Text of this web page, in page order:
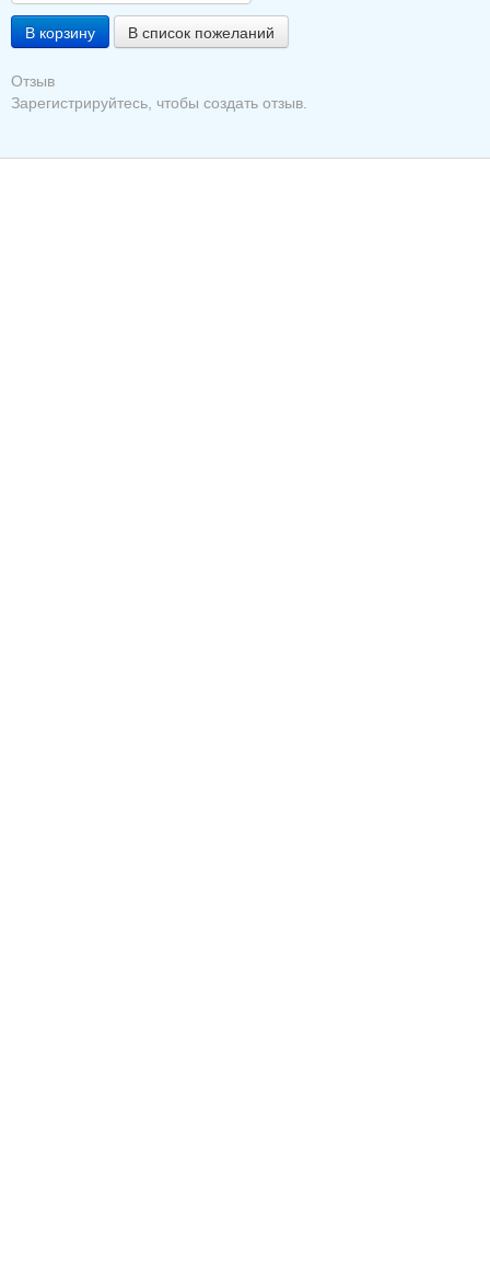
Отзыв
Зарегистрируйтесь, чтобы создать отзыв.